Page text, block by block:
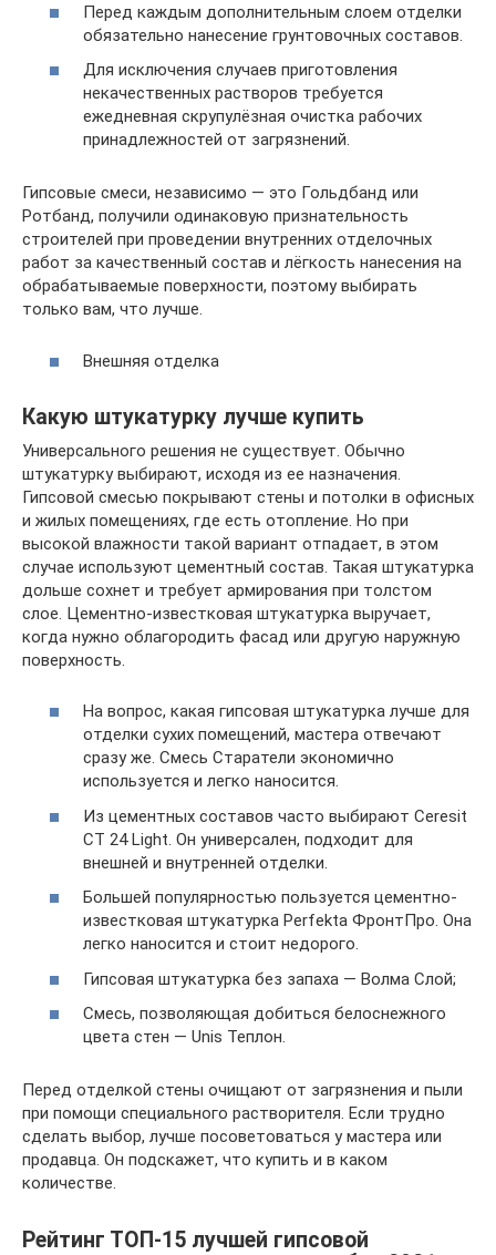
Перед каждым дополнительным слоем отделки
обязательно нанесение грунтовочных составов.
Для исключения случаев приготовления
некачественных растворов требуется
ежедневная скрупулёзная очистка рабочих
принадлежностей от загрязнений.
Гипсовые смеси, независимо — это Гольдбанд или
Ротбанд, получили одинаковую признательность
строителей при проведении внутренних отделочных
работ за качественный состав и лёгкость нанесения на
обрабатываемые поверхности, поэтому выбирать
только вам, что лучше.
Внешняя отделка
Какую штукатурку лучше купить
Универсального решения не существует. Обычно
штукатурку выбирают, исходя из ее назначения.
Гипсовой смесью покрывают стены и потолки в офисных
и жилых помещениях, где есть отопление. Но при
высокой влажности такой вариант отпадает, в этом
случае используют цементный состав. Такая штукатурка
дольше сохнет и требует армирования при толстом
слое. Цементно-известковая штукатурка выручает,
когда нужно облагородить фасад или другую наружную
поверхность.
На вопрос, какая гипсовая штукатурка лучше для
отделки сухих помещений, мастера отвечают
сразу же. Смесь Старатели экономично
используется и легко наносится.
Из цементных составов часто выбирают Ceresit
CT 24 Light. Он универсален, подходит для
внешней и внутренней отделки.
Большей популярностью пользуется цементно-
известковая штукатурка Perfekta ФронтПро. Она
легко наносится и стоит недорого.
Гипсовая штукатурка без запаха — Волма Слой;
Смесь, позволяющая добиться белоснежного
цвета стен — Unis Теплон.
Перед отделкой стены очищают от загрязнения и пыли
при помощи специального растворителя. Если трудно
сделать выбор, лучше посоветоваться у мастера или
продавца. Он подскажет, что купить и в каком
количестве.
Рейтинг ТОП-15 лучшей гипсовой